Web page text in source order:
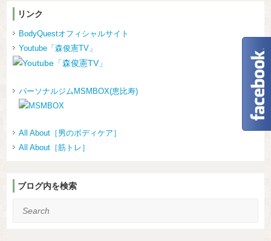
リンク
BodyQuestオフィシャルサイト
Youtube「森俊憲TV」
パーソナルジムMSMBOX(恵比寿)
All About［男のボディケア］
All About［筋トレ］
ブログ内を検索
Search